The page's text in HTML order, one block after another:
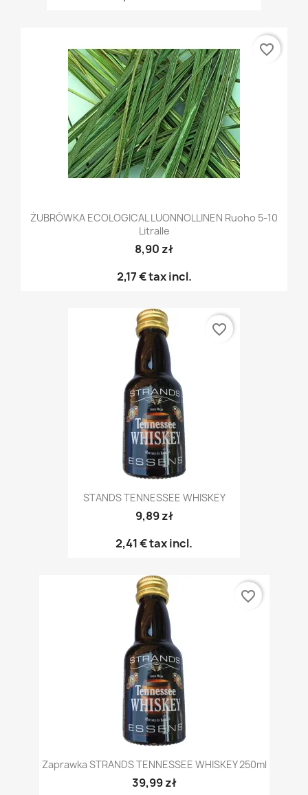
ŻUBRÓWKA ECOLOGICAL LUONNOLLINEN Ruoho 5-10
Litralle
8,90 zł
2,17 €tax incl.
favorite_border
STANDS TENNESSEE WHISKEY
9,89 zł
2,41 €tax incl.
favorite_border
Zaprawka STRANDS TENNESSEE WHISKEY 250ml
39,99 zł
favorite_border